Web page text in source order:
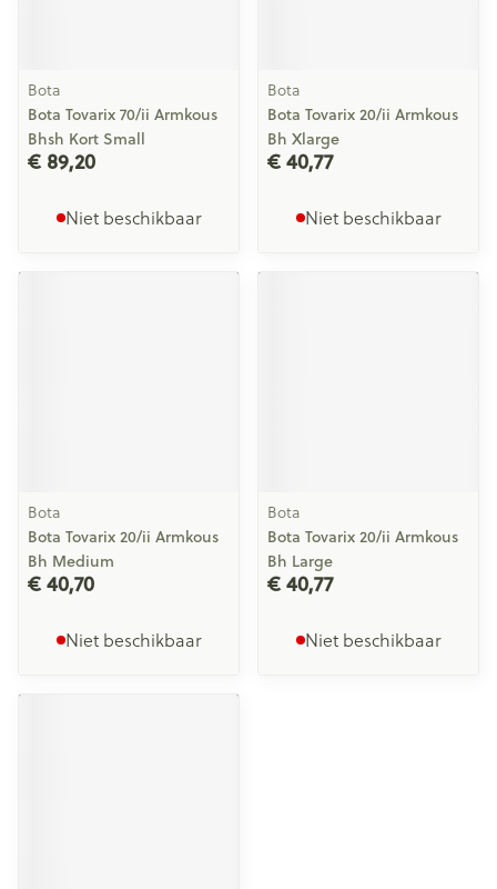
Bota
Bota Tovarix 70/ii Armkous
Bhsh Kort Small
€ 89,20
Niet beschikbaar
Bota
Bota Tovarix 20/ii Armkous
Bh Xlarge
€ 40,77
Niet beschikbaar
Bota
Bota Tovarix 20/ii Armkous
Bh Medium
€ 40,70
Niet beschikbaar
Bota
Bota Tovarix 20/ii Armkous
Bh Large
€ 40,77
Niet beschikbaar